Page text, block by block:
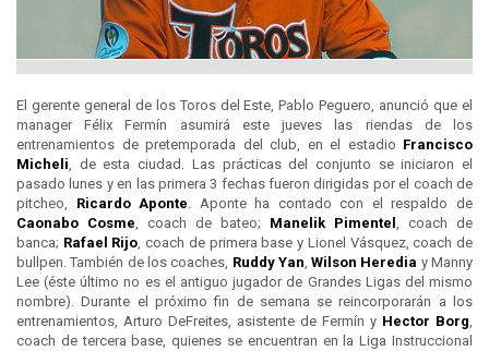
El gerente general de los Toros del Este, Pablo Peguero, anunció que el
manager Félix Fermín asumirá este jueves las riendas de los
entrenamientos de pretemporada del club, en el estadio Francisco
Micheli, de esta ciudad. Las prácticas del conjunto se iniciaron el
pasado lunes y en las primera 3 fechas fueron dirigidas por el coach de
pitcheo, Ricardo Aponte. Aponte ha contado con el respaldo de
Caonabo Cosme, coach de bateo; Manelik Pimentel , coach de
banca; Rafael Rijo, coach de primera base y Lionel Vásquez, coach de
bullpen. También de los coaches, Ruddy Yan,Wilson Heredia y Manny
Lee (éste último no es el antiguo jugador de Grandes Ligas del mismo
nombre). Durante el próximo fin de semana se reincorporarán a los
entrenamientos, Arturo DeFreites, asistente de Fermín y Hector Borg,
coach de tercera base, quienes se encuentran en la Liga Instruccional